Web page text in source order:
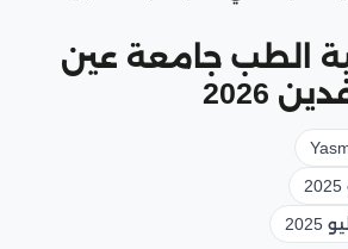
الطب جامعة عين
2026